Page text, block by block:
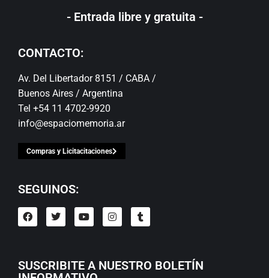
- Entrada libre y gratuita -
CONTACTO:
Av. Del Libertador 8151 / CABA /
Buenos Aires / Argentina
Tel +54 11 4702-9920
info@espaciomemoria.ar
Compras y Licitacitaciones
SEGUINOS:
SUSCRIBITE A NUESTRO BOLETÍN